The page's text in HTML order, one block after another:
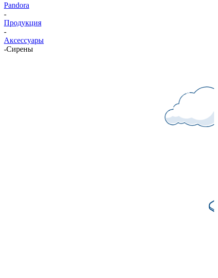
Pandora
-
Продукция
-
Аксессуары
-Сирены